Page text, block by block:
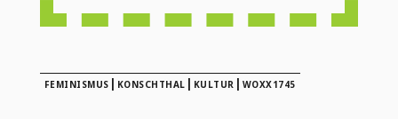
FEMINISMUS | KONSCHTHAL | KULTUR | WOXX1745